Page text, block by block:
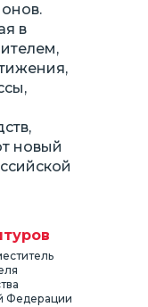
в
новый
Федерации